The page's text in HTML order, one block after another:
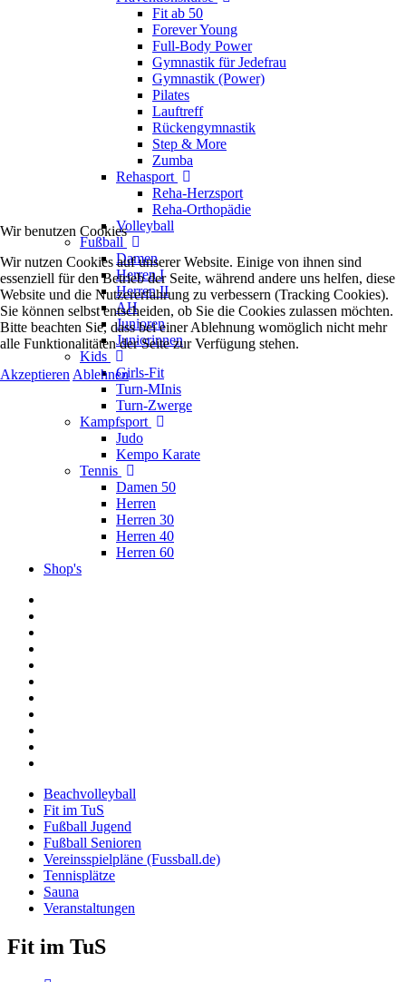
Fit ab 50
Forever Young
Full-Body Power
Gymnastik für Jedefrau
Gymnastik (Power)
Pilates
Lauftreff
Rückengymnastik
Step & More
Zumba
Rehasport
Reha-Herzsport
Reha-Orthopädie
Volleyball
Fußball
Damen
Herren I
Herren II
AH
Junioren
Juniorinnen
Kids
Girls-Fit
Turn-MInis
Turn-Zwerge
Kampfsport
Judo
Kempo Karate
Tennis
Damen 50
Herren
Herren 30
Herren 40
Herren 60
Shop's
Beachvolleyball
Fit im TuS
Fußball Jugend
Fußball Senioren
Vereinsspielpläne (Fussball.de)
Tennisplätze
Sauna
Veranstaltungen
Fit im TuS
Wir benutzen Cookies
Wir nutzen Cookies auf unserer Website. Einige von ihnen sind
essenziell für den Betrieb der Seite, während andere uns helfen, diese
Website und die Nutzererfahrung zu verbessern (Tracking Cookies).
Sie können selbst entscheiden, ob Sie die Cookies zulassen möchten.
Bitte beachten Sie, dass bei einer Ablehnung womöglich nicht mehr
alle Funktionalitäten der Seite zur Verfügung stehen.
Akzeptieren Ablehnen